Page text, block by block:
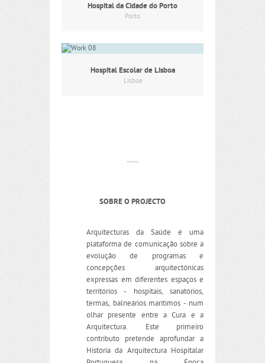
Hospital da Cidade do Porto
Porto
Hospital Escolar de Lisboa
Lisboa
SOBRE O PROJECTO
Arquitecturas da Saúde é uma
plataforma de comunicação sobre a
evolução de programas e
concepções arquitectónicas
expressas em diferentes espaços e
territórios - hospitais, sanatórios,
termas, balneários marítimos - num
olhar presente entre a Cura e a
Arquitectura. Este primeiro
contributo pretende aprofundar a
História da Arquitectura Hospitalar